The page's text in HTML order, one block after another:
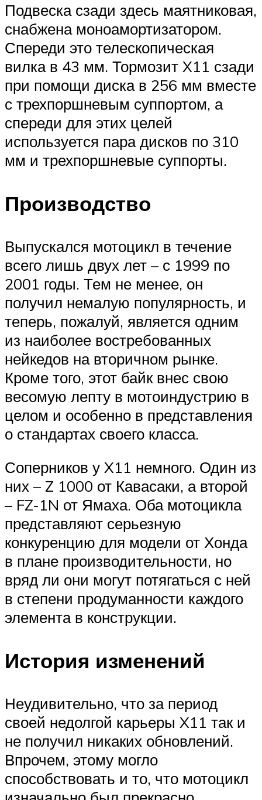
Подвеска сзади здесь маятниковая,
снабжена моноамортизатором.
Спереди это телескопическая
вилка в 43 мм. Тормозит X11 сзади
при помощи диска в 256 мм вместе
с трехпоршневым суппортом, а
спереди для этих целей
используется пара дисков по 310
мм и трехпоршневые суппорты.
Производство
Выпускался мотоцикл в течение
всего лишь двух лет – с 1999 по
2001 годы. Тем не менее, он
получил немалую популярность, и
теперь, пожалуй, является одним
из наиболее востребованных
нейкедов на вторичном рынке.
Кроме того, этот байк внес свою
весомую лепту в мотоиндустрию в
целом и особенно в представления
о стандартах своего класса.
Соперников у X11 немного. Один из
них – Z 1000 от Кавасаки, а второй
– FZ-1N от Ямаха. Оба мотоцикла
представляют серьезную
конкуренцию для модели от Хонда
в плане производительности, но
вряд ли они могут потягаться с ней
в степени продуманности каждого
элемента в конструкции.
История изменений
Неудивительно, что за период
своей недолгой карьеры X11 так и
не получил никаких обновлений.
Впрочем, этому могло
способствовать и то, что мотоцикл